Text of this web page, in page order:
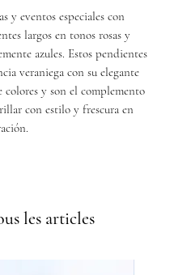
y eventos especiales con
largos en tonos rosas y
azules. Estos pendientes
veraniega con su elegante
colores y son el complemento
con estilo y frescura en
les articles